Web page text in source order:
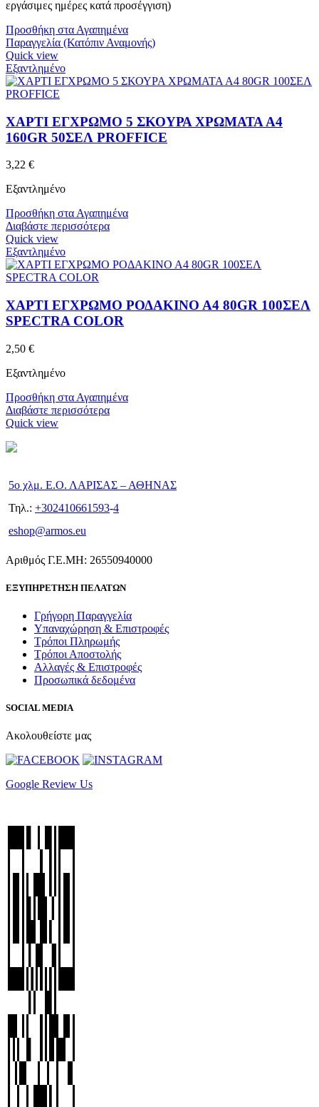
εργάσιμες ημέρες κατά προσέγγιση)
Προσθήκη στα Αγαπημένα
Παραγγελία (Κατόπιν Αναμονής)
Quick view
Εξαντλημένο
ΧΑΡΤΙ ΕΓΧΡΩΜΟ 5 ΣΚΟΥΡΑ ΧΡΩΜΑΤΑ Α4
160GR 50ΣΕΛ PROFFICE
3,22 €
Εξαντλημένο
Προσθήκη στα Αγαπημένα
Διαβάστε περισσότερα
Quick view
Εξαντλημένο
ΧΑΡΤΙ ΕΓΧΡΩΜΟ ΡΟΔΑΚΙΝΟ Α4 80GR 100ΣΕΛ
SPECTRA COLOR
2,50 €
Εξαντλημένο
Προσθήκη στα Αγαπημένα
Διαβάστε περισσότερα
Quick view
5ο χλμ. Ε.Ο. ΛΑΡΙΣΑΣ – ΑΘΗΝΑΣ
Τηλ.: +302410661593-4
eshop@armos.eu
Αριθμός Γ.Ε.ΜΗ: 26550940000
ΕΞΥΠΗΡΕΤΗΣΗ ΠΕΛΑΤΩΝ
Γρήγορη Παραγγελία
Υπαναχώρηση & Επιστροφές
Τρόποι Πληρωμής
Τρόποι Αποστολής
Αλλαγές & Επιστροφές
Προσωπικά δεδομένα
SOCIAL MEDIA
Ακολουθείστε μας
Google Review Us